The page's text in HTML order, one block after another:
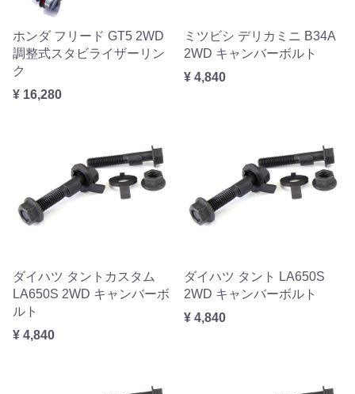
ホンダ フリード GT5 2WD
調整式スタビライザーリン
ク
¥ 16,280
ミツビシ デリカミニ B34A
2WD キャンバーボルト
¥ 4,840
ダイハツ タントカスタム
LA650S 2WD キャンバーボ
ルト
¥ 4,840
ダイハツ タント LA650S
2WD キャンバーボルト
¥ 4,840